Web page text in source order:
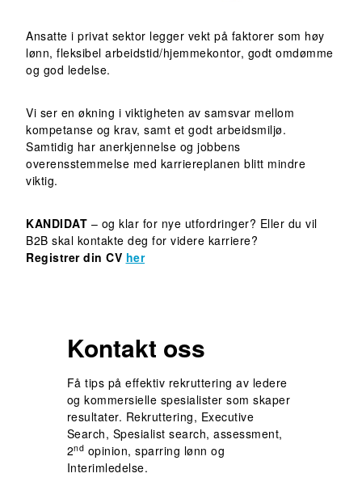
Ansatte i privat sektor legger vekt på faktorer som høy
lønn, fleksibel arbeidstid/hjemmekontor, godt omdømme
og god ledelse.
Vi ser en økning i viktigheten av samsvar mellom
kompetanse og krav, samt et godt arbeidsmiljø.
Samtidig har anerkjennelse og jobbens
overensstemmelse med karriereplanen blitt mindre
viktig.
KANDIDAT – og klar for nye utfordringer? Eller du vil
B2B skal kontakte deg for videre karriere?
Registrer din CV her
Kontakt oss
Få tips på effektiv rekruttering av ledere
og kommersielle spesialister som skaper
resultater. Rekruttering, Executive
Search, Spesialist search, assessment,
2nd opinion, sparring lønn og
Interimledelse.